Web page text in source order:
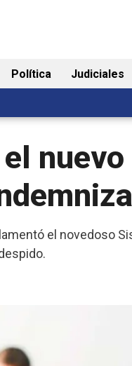
Política Judiciales
el novedoso